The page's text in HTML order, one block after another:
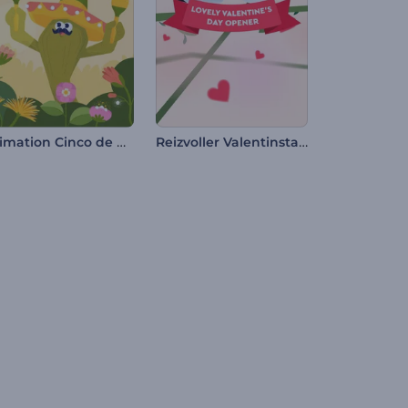
Animation Cinco de Mayo Reizvoller Valentinstag-Opener